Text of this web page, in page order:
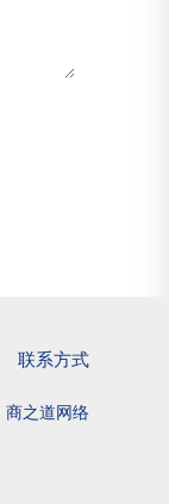
联系方式
商之道网络